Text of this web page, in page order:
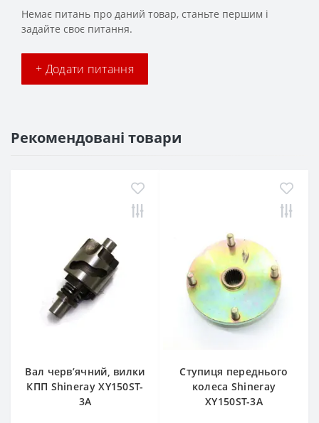
Немає питань про даний товар, станьте першим і
задайте своє питання.
+ Додати питання
Рекомендовані товари
Вал черв’ячний, вилки
КПП Shineray XY150ST-
3A
Ступиця переднього
колеса Shineray
XY150ST-3A